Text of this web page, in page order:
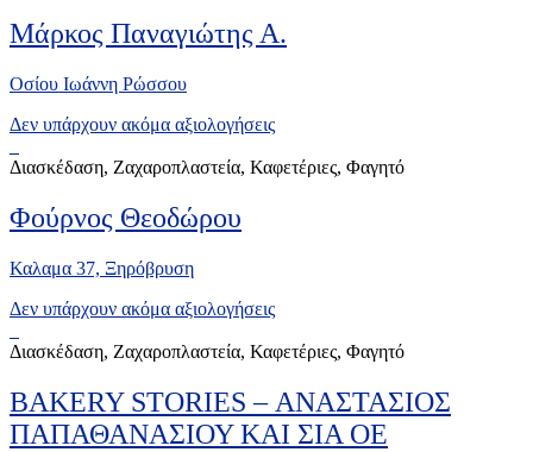
Μάρκος Παναγιώτης Α.
Οσίου Ιωάννη Ρώσσου
Δεν υπάρχουν ακόμα αξιολογήσεις
Διασκέδαση, Ζαχαροπλαστεία, Καφετέριες, Φαγητό
Φούρνος Θεοδώρου
Καλαμα 37, Ξηρόβρυση
Δεν υπάρχουν ακόμα αξιολογήσεις
Διασκέδαση, Ζαχαροπλαστεία, Καφετέριες, Φαγητό
BAKERY STORIES – ΑΝΑΣΤΑΣΙΟΣ
ΠΑΠΑΘΑΝΑΣΙΟΥ ΚΑΙ ΣΙΑ ΟΕ